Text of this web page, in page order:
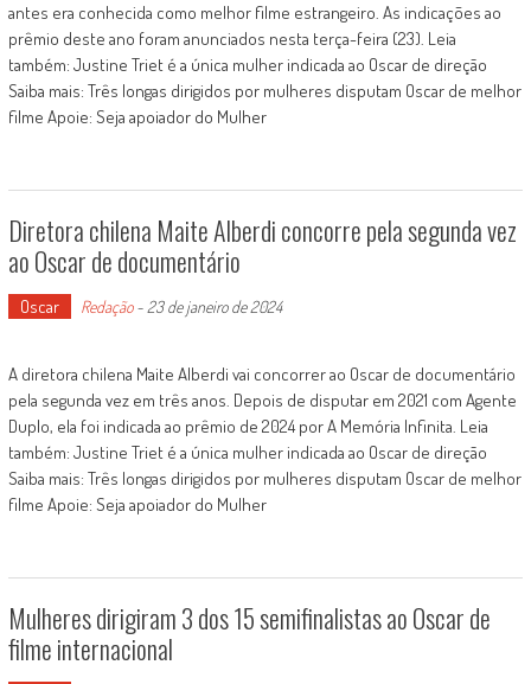
antes era conhecida como melhor filme estrangeiro. As indicações ao
prêmio deste ano foram anunciados nesta terça-feira (23). Leia
também: Justine Triet é a única mulher indicada ao Oscar de direção
Saiba mais: Três longas dirigidos por mulheres disputam Oscar de melhor
filme Apoie: Seja apoiador do Mulher
Diretora chilena Maite Alberdi concorre pela segunda vez
ao Oscar de documentário
Oscar Redação- 23 de janeiro de 2024
A diretora chilena Maite Alberdi vai concorrer ao Oscar de documentário
pela segunda vez em três anos. Depois de disputar em 2021 com Agente
Duplo, ela foi indicada ao prêmio de 2024 por A Memória Infinita. Leia
também: Justine Triet é a única mulher indicada ao Oscar de direção
Saiba mais: Três longas dirigidos por mulheres disputam Oscar de melhor
filme Apoie: Seja apoiador do Mulher
Mulheres dirigiram 3 dos 15 semifinalistas ao Oscar de
filme internacional